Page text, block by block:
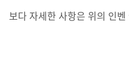
보다 자세한 사항은 위의 인